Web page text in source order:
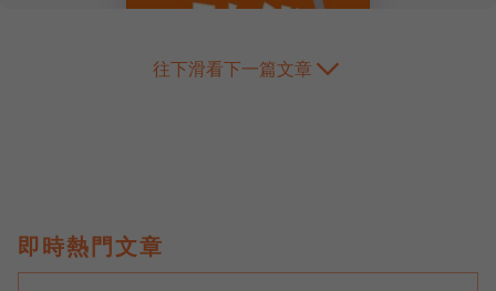
往下滑看下一篇文章
即時熱門文章